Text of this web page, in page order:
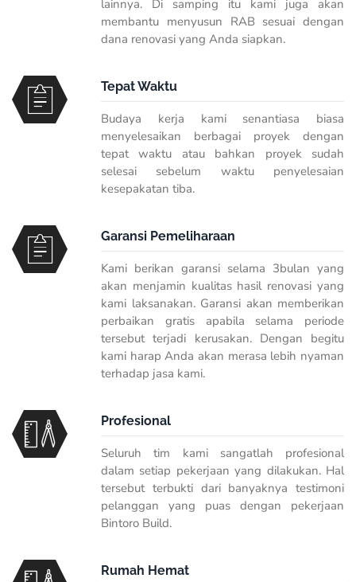
lainnya. Di samping itu kami juga akan
membantu menyusun RAB sesuai dengan
dana renovasi yang Anda siapkan.
Tepat Waktu
Budaya kerja kami senantiasa biasa
menyelesaikan berbagai proyek dengan
tepat waktu atau bahkan proyek sudah
selesai sebelum waktu penyelesaian
kesepakatan tiba.
Garansi Pemeliharaan
Kami berikan garansi selama 3bulan yang
akan menjamin kualitas hasil renovasi yang
kami laksanakan. Garansi akan memberikan
perbaikan gratis apabila selama periode
tersebut terjadi kerusakan. Dengan begitu
kami harap Anda akan merasa lebih nyaman
terhadap jasa kami.
Profesional
Seluruh tim kami sangatlah profesional
dalam setiap pekerjaan yang dilakukan. Hal
tersebut terbukti dari banyaknya testimoni
pelanggan yang puas dengan pekerjaan
Bintoro Build.
Rumah Hemat